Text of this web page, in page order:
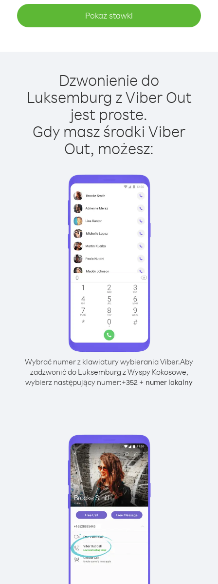
Pokaż stawki
Dzwonienie do
Luksemburg z Viber Out
jest proste.
Gdy masz środki Viber
Out, możesz:
Wybrać numer z klawiatury wybierania Viber.Aby
zadzwonić do Luksemburg z Wyspy Kokosowe,
wybierz następujący numer:+352 + numer lokalny